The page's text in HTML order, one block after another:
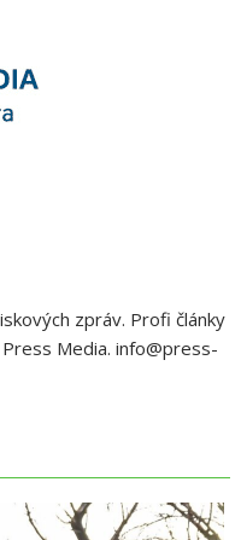
zpráv. Profi články
Media. info@press-